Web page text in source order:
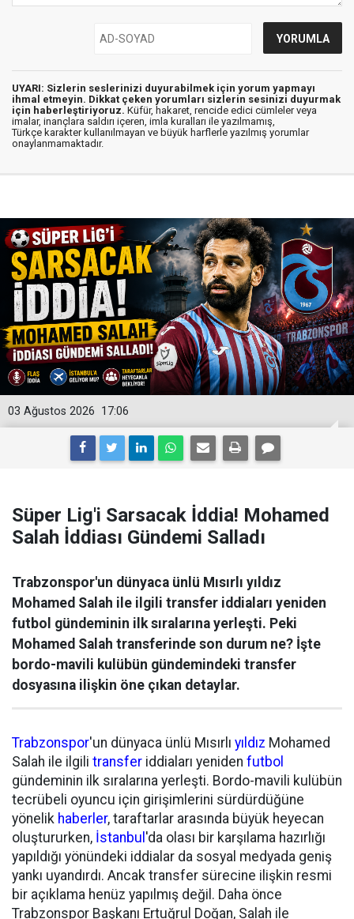
UYARI: Sizlerin seslerinizi duyurabilmek için yorum yapmayı
ihmal etmeyin. Dikkat çeken yorumları sizlerin sesinizi duyurmak
için haberleştiriyoruz. Küfür, hakaret, rencide edici cümleler veya
imalar, inançlara saldırı içeren, imla kuralları ile yazılmamış,
Türkçe karakter kullanılmayan ve büyük harflerle yazılmış yorumlar
onaylanmamaktadır.
17:06
03 Ağustos 2026
Süper Lig'i Sarsacak İddia! Mohamed
Salah İddiası Gündemi Salladı
Trabzonspor'un dünyaca ünlü Mısırlı yıldız
Mohamed Salah ile ilgili transfer iddiaları yeniden
futbol gündeminin ilk sıralarına yerleşti. Peki
Mohamed Salah transferinde son durum ne? İşte
bordo-mavili kulübün gündemindeki transfer
dosyasına ilişkin öne çıkan detaylar.
Trabzonspor'un dünyaca ünlü Mısırlı yıldız Mohamed
Salah ile ilgili transfer iddiaları yeniden futbol
gündeminin ilk sıralarına yerleşti. Bordo-mavili kulübün
tecrübeli oyuncu için girişimlerini sürdürdüğüne
yönelik haberler, taraftarlar arasında büyük heyecan
oluştururken, İstanbul 'da olası bir karşılama hazırlığı
yapıldığı yönündeki iddialar da sosyal medyada geniş
yankı uyandırdı. Ancak transfer sürecine ilişkin resmi
bir açıklama henüz yapılmış değil. Daha önce
Trabzonspor Başkanı Ertuğrul Doğan, Salah ile